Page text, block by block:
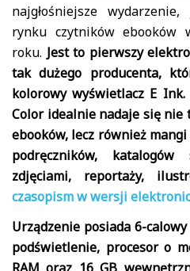
najgłośniejsze
rynku czytników ebooków
roku. Jest to pierwszy
tak dużego producenta,
kolorowy wyświetlacz E
Color idealnie nadaje się nie
ebooków, lecz również
podręczników,
zdjęciami, reportaży,
czasopism w wersji
Urządzenie posiada 6-
podświetlenie, procesor o